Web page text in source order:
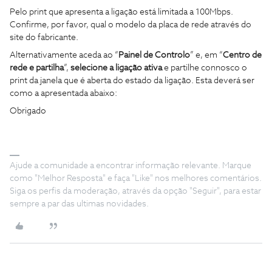
Pelo print que apresenta a ligação está limitada a 100Mbps.
Confirme, por favor, qual o modelo da placa de rede através do
site do fabricante.
Alternativamente aceda ao “ Painel de Controlo” e, em “Centro de
rede e partilha”, selecione a ligação ativae partilhe connosco o
print da janela que é aberta do estado da ligação. Esta deverá ser
como a apresentada abaixo:
Obrigado
Ajude a comunidade a encontrar informação relevante. Marque
como "Melhor Resposta" e faça "Like" nos melhores comentários.
Siga os perfis da moderação, através da opção "Seguir", para estar
sempre a par das ultimas novidades.